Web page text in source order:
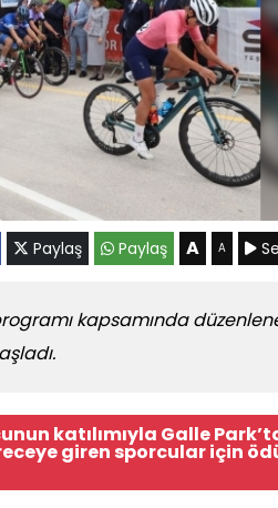
Paylaş Paylaş A A
kapsamında
katılımıyla Galle
giren sporcular için